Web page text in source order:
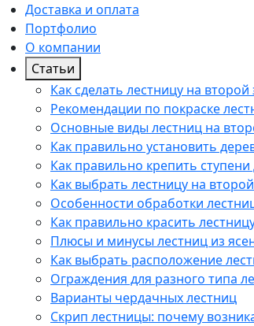
Доставка и оплата
Портфолио
О компании
Статьи
Как сделать лестницу на
Рекомендации по покраске
Основные виды лестниц на
Как правильно установить
Как правильно крепить
Как выбрать лестницу на
Особенности обработки
Как правильно красить
Плюсы и минусы лестниц из
Как выбрать расположение
Ограждения для разного типа
Варианты чердачных лестниц
Cкрип лестницы: почему